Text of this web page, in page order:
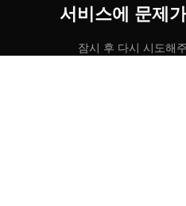
서비스에 문제
잠시 후 다시 시도해